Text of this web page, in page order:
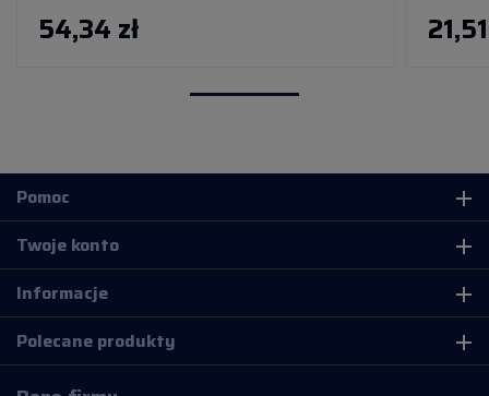
54,34 zł
Pomoc add
Twoje konto add
Informacje add
Polecane produkty add